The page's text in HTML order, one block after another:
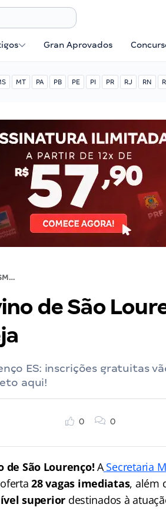
Gran Aprovados
MT PA PB PE PI PR RJ RN
Concurso SME Divino de São Lourenço ES: SAIU! 28 vagas. Veja
de São
ES: inscrições gratuitas
aqui!
0 0
de São Lourenço!ASecretaria
oferta28 vagas imediatas, além
superior destinados à